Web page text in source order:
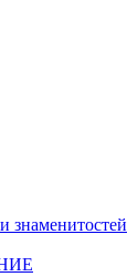
знаменитостей